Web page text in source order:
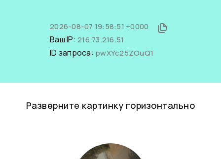
2026-08-07 19:58:51 +0000
Ваш IP: 216.73.216.51
ID запроса: pwXYc25ZOuQ1
Разверните картинку горизонтально